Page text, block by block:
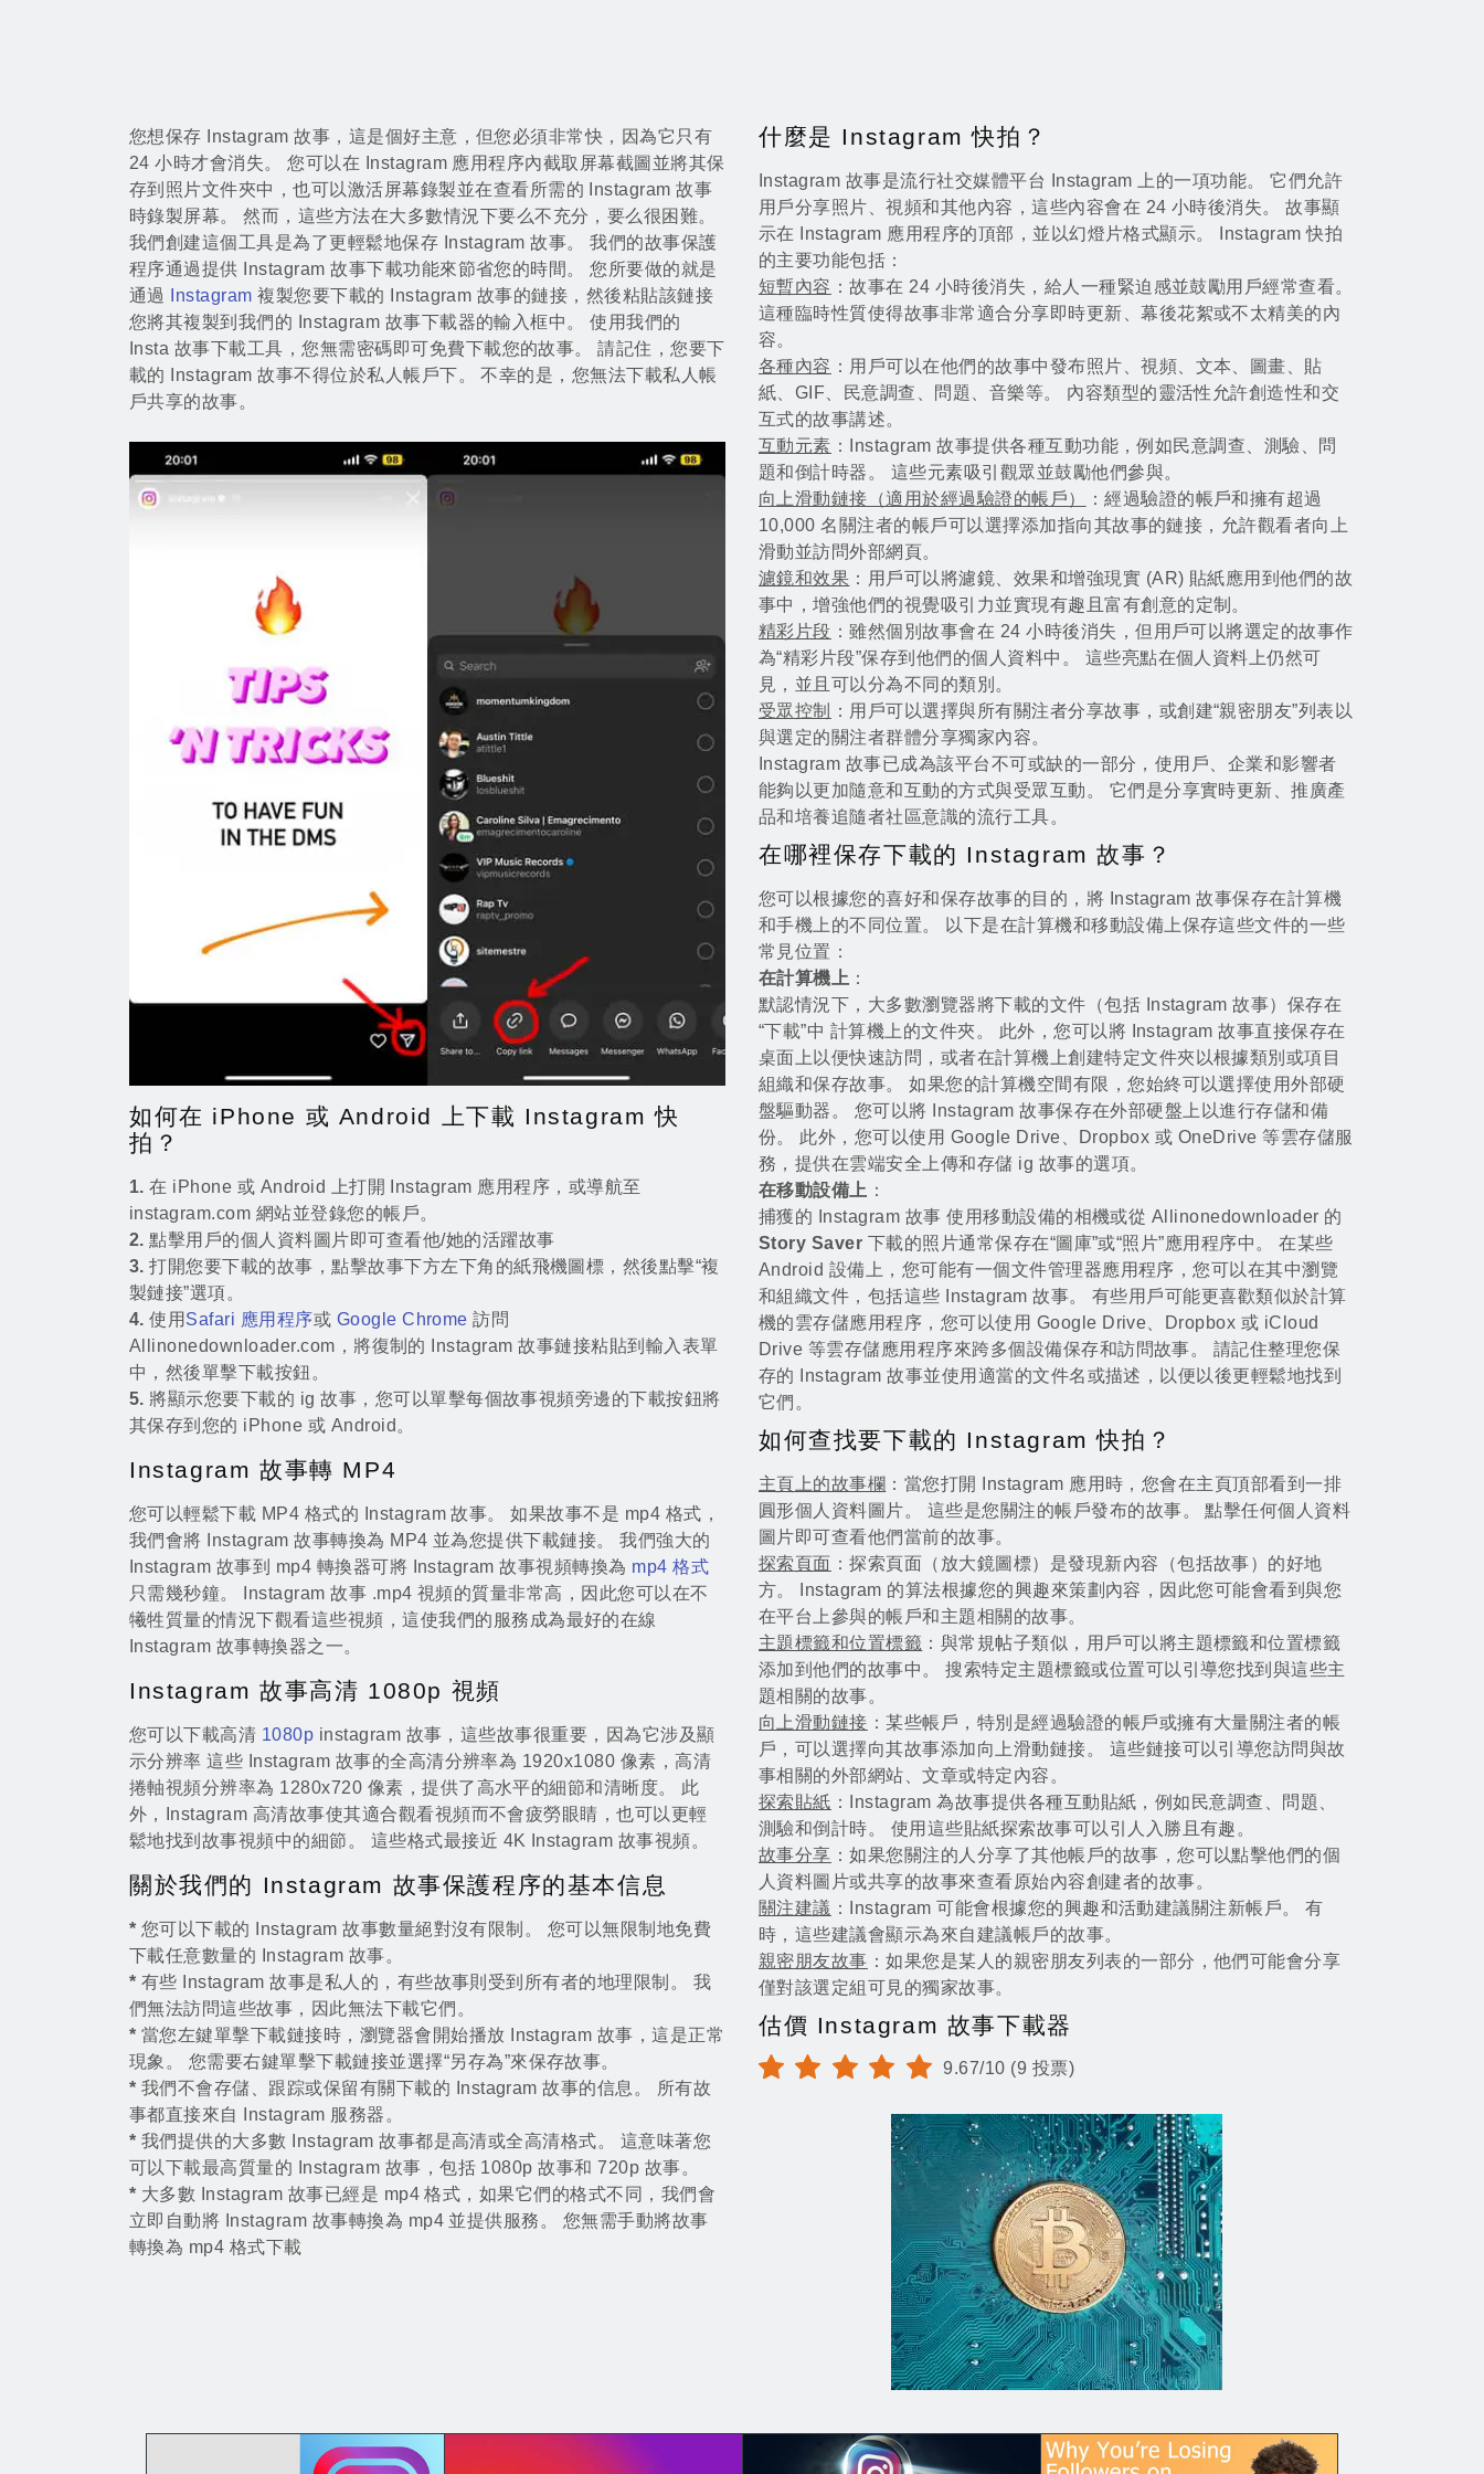
您想保存 Instagram 故事，這是個好主意，但您必須非常快，因為它只有
24 小時才會消失。 您可以在 Instagram 應用程序內截取屏幕截圖並將其保
存到照片文件夾中，也可以激活屏幕錄製並在查看所需的 Instagram 故事
時錄製屏幕。 然而，這些方法在大多數情況下要么不充分，要么很困難。
我們創建這個工具是為了更輕鬆地保存 Instagram 故事。 我們的故事保護
程序通過提供 Instagram 故事下載功能來節省您的時間。 您所要做的就是
通過
Instagram 複製您要下載的 Instagram 故事的鏈接，然後粘貼該鏈接
您將其複製到我們的 Instagram 故事下載器的輸入框中。 使用我們的
Insta 故事下載工具，您無需密碼即可免費下載您的故事。 請記住，您要下
載的 Instagram 故事不得位於私人帳戶下。 不幸的是，您無法下載私人帳
戶共享的故事。
如何在 iPhone 或 Android 上下載 Instagram 快
拍？
1. 在 iPhone 或 Android 上打開 Instagram 應用程序，或導航至
instagram.com 網站並登錄您的帳戶。
2. 點擊用戶的個人資料圖片即可查看他/她的活躍故事
3. 打開您要下載的故事，點擊故事下方左下角的紙飛機圖標，然後點擊“複
製鏈接”選項。
4. 使用 Safari 應用程序或 Google Chrome 訪問
Allinonedownloader.com，將復制的 Instagram 故事鏈接粘貼到輸入表單
中，然後單擊下載按鈕。
5. 將顯示您要下載的 ig 故事，您可以單擊每個故事視頻旁邊的下載按鈕將
其保存到您的 iPhone 或 Android。
Instagram 故事轉 MP4
您可以輕鬆下載 MP4 格式的 Instagram 故事。 如果故事不是 mp4 格式，
我們會將 Instagram 故事轉換為 MP4 並為您提供下載鏈接。 我們強大的
Instagram 故事到 mp4 轉換器可將 Instagram 故事視頻轉換為 mp4 格式
只需幾秒鐘。 Instagram 故事 .mp4 視頻的質量非常高，因此您可以在不
犧牲質量的情況下觀看這些視頻，這使我們的服務成為最好的在線
Instagram 故事轉換器之一。
Instagram 故事高清 1080p 視頻
您可以下載高清 1080p instagram 故事，這些故事很重要，因為它涉及顯
示分辨率 這些 Instagram 故事的全高清分辨率為 1920x1080 像素，高清
捲軸視頻分辨率為 1280x720 像素，提供了高水平的細節和清晰度。 此
外，Instagram 高清故事使其適合觀看視頻而不會疲勞眼睛，也可以更輕
鬆地找到故事視頻中的細節。 這些格式最接近 4K Instagram 故事視頻。
關於我們的 Instagram 故事保護程序的基本信息
* 您可以下載的 Instagram 故事數量絕對沒有限制。 您可以無限制地免費
下載任意數量的 Instagram 故事。
* 有些 Instagram 故事是私人的，有些故事則受到所有者的地理限制。 我
們無法訪問這些故事，因此無法下載它們。
* 當您左鍵單擊下載鏈接時，瀏覽器會開始播放 Instagram 故事，這是正常
現象。 您需要右鍵單擊下載鏈接並選擇“另存為”來保存故事。
* 我們不會存儲、跟踪或保留有關下載的 Instagram 故事的信息。 所有故
事都直接來自 Instagram 服務器。
* 我們提供的大多數 Instagram 故事都是高清或全高清格式。 這意味著您
可以下載最高質量的 Instagram 故事，包括 1080p 故事和 720p 故事。
* 大多數 Instagram 故事已經是 mp4 格式，如果它們的格式不同，我們會
立即自動將 Instagram 故事轉換為 mp4 並提供服務。 您無需手動將故事
轉換為 mp4 格式下載
什麼是 Instagram 快拍？
Instagram 故事是流行社交媒體平台 Instagram 上的一項功能。 它們允許
用戶分享照片、視頻和其他內容，這些內容會在 24 小時後消失。 故事顯
示在 Instagram 應用程序的頂部，並以幻燈片格式顯示。 Instagram 快拍
的主要功能包括：
短暫內容 ：故事在 24 小時後消失，給人一種緊迫感並鼓勵用戶經常查看。
這種臨時性質使得故事非常適合分享即時更新、幕後花絮或不太精美的內
容。
各種內容 ：用戶可以在他們的故事中發布照片、視頻、文本、圖畫、貼
紙、GIF、民意調查、問題、音樂等。 內容類型的靈活性允許創造性和交
互式的故事講述。
互動元素 ：Instagram 故事提供各種互動功能，例如民意調查、測驗、問
題和倒計時器。 這些元素吸引觀眾並鼓勵他們參與。
向上滑動鏈接（適用於經過驗證的帳戶）
：經過驗證的帳戶和擁有超過
10,000 名關注者的帳戶可以選擇添加指向其故事的鏈接，允許觀看者向上
滑動並訪問外部網頁。
濾鏡和效果 ：用戶可以將濾鏡、效果和增強現實 (AR) 貼紙應用到他們的故
事中，增強他們的視覺吸引力並實現有趣且富有創意的定制。
精彩片段 ：雖然個別故事會在 24 小時後消失，但用戶可以將選定的故事作
為“精彩片段”保存到他們的個人資料中。 這些亮點在個人資料上仍然可
見，並且可以分為不同的類別。
受眾控制
：用戶可以選擇與所有關注者分享故事，或創建“親密朋友”列表以
與選定的關注者群體分享獨家內容。
Instagram 故事已成為該平台不可或缺的一部分，使用戶、企業和影響者
能夠以更加隨意和互動的方式與受眾互動。 它們是分享實時更新、推廣產
品和培養追隨者社區意識的流行工具。
在哪裡保存下載的 Instagram 故事？
您可以根據您的喜好和保存故事的目的，將 Instagram 故事保存在計算機
和手機上的不同位置。 以下是在計算機和移動設備上保存這些文件的一些
常見位置：
在計算機上 ：
默認情況下，大多數瀏覽器將下載的文件（包括 Instagram 故事）保存在
“下載”中 計算機上的文件夾。 此外，您可以將 Instagram 故事直接保存在
桌面上以便快速訪問，或者在計算機上創建特定文件夾以根據類別或項目
組織和保存故事。 如果您的計算機空間有限，您始終可以選擇使用外部硬
盤驅動器。 您可以將 Instagram 故事保存在外部硬盤上以進行存儲和備
份。 此外，您可以使用 Google Drive、Dropbox 或 OneDrive 等雲存儲服
務，提供在雲端安全上傳和存儲 ig 故事的選項。
在移動設備上 ：
捕獲的 Instagram 故事 使用移動設備的相機或從 Allinonedownloader 的
Story Saver 下載的照片通常保存在“圖庫”或“照片”應用程序中。 在某些
Android 設備上，您可能有一個文件管理器應用程序，您可以在其中瀏覽
和組織文件，包括這些 Instagram 故事。 有些用戶可能更喜歡類似於計算
機的雲存儲應用程序，您可以使用 Google Drive、Dropbox 或 iCloud
Drive 等雲存儲應用程序來跨多個設備保存和訪問故事。 請記住整理您保
存的 Instagram 故事並使用適當的文件名或描述，以便以後更輕鬆地找到
它們。
如何查找要下載的 Instagram 快拍？
主頁上的故事欄 ：當您打開 Instagram 應用時，您會在主頁頂部看到一排
圓形個人資料圖片。 這些是您關注的帳戶發布的故事。 點擊任何個人資料
圖片即可查看他們當前的故事。
探索頁面 ：探索頁面（放大鏡圖標）是發現新內容（包括故事）的好地
方。 Instagram 的算法根據您的興趣來策劃內容，因此您可能會看到與您
在平台上參與的帳戶和主題相關的故事。
主題標籤和位置標籤 ：與常規帖子類似，用戶可以將主題標籤和位置標籤
添加到他們的故事中。 搜索特定主題標籤或位置可以引導您找到與這些主
題相關的故事。
向上滑動鏈接 ：某些帳戶，特別是經過驗證的帳戶或擁有大量關注者的帳
戶，可以選擇向其故事添加向上滑動鏈接。 這些鏈接可以引導您訪問與故
事相關的外部網站、文章或特定內容。
探索貼紙 ：Instagram 為故事提供各種互動貼紙，例如民意調查、問題、
測驗和倒計時。 使用這些貼紙探索故事可以引人入勝且有趣。
故事分享 ：如果您關注的人分享了其他帳戶的故事，您可以點擊他們的個
人資料圖片或共享的故事來查看原始內容創建者的故事。
關注建議 ：Instagram 可能會根據您的興趣和活動建議關注新帳戶。 有
時，這些建議會顯示為來自建議帳戶的故事。
親密朋友故事 ：如果您是某人的親密朋友列表的一部分，他們可能會分享
僅對該選定組可見的獨家故事。
估價 Instagram 故事下載器
9.67/10 (9 投票)